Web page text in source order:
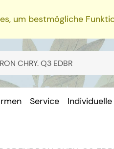
um bestmögliche
Service